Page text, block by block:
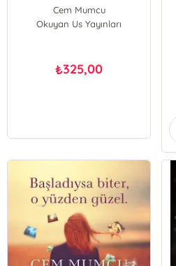
Cem Mumcu
Okuyan Us Yayınları
₺325,00